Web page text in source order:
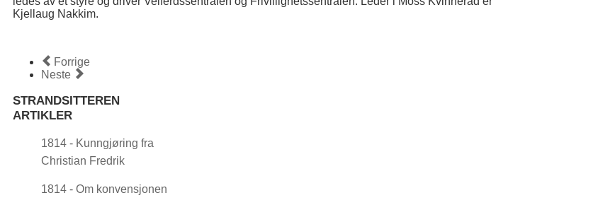
Kjellaug Nakkim.
Forrige
Neste
STRANDSITTEREN
ARTIKLER
1814 - Kunngjøring fra
Christian Fredrik
1814 - Om konvensjonen